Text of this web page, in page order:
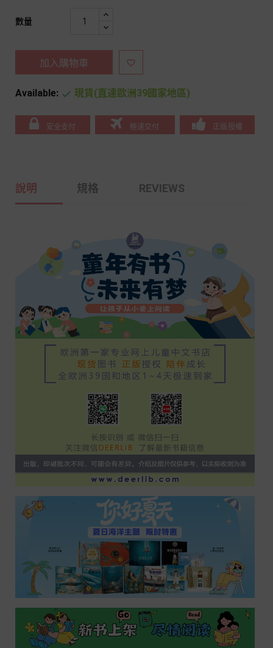
數量
加入購物車 
Available:  現貨(直達歐洲39國家地區)
安全支付 極速交付 正版授權
說明 規格 REVIEWS